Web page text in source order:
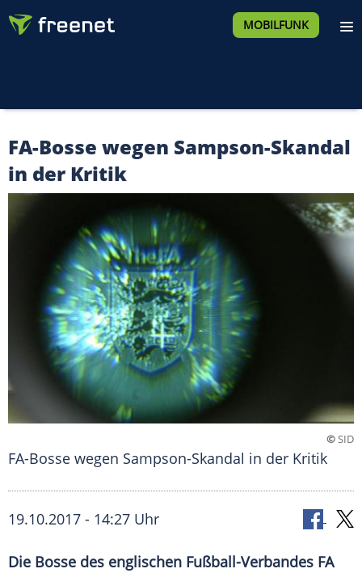
MOBILFUNK
FA-Bosse wegen Sampson-Skandal
in der Kritik
©SID
FA-Bosse wegen Sampson-Skandal in der Kritik
19.10.2017 - 14:27 Uhr
Die Bosse des englischen Fußball-Verbandes FA